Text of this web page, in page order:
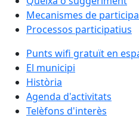
Mecanismes de
Processos participatius
Punts wifi gratuït en
El municipi
Història
Agenda d'activitats
Telèfons d'interès